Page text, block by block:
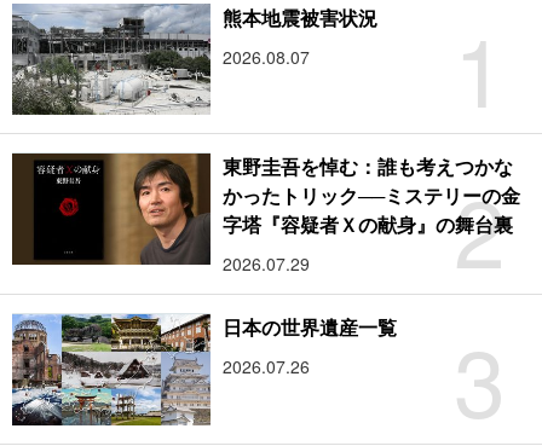
1
熊本地震被害状況
2026.08.07
2
東野圭吾を悼む：誰も考えつかな
かったトリック──ミステリーの金
字塔『容疑者Ｘの献身』の舞台裏
2026.07.29
3
日本の世界遺産一覧
2026.07.26